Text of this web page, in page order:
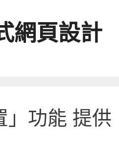
網頁設計
」功能 提供